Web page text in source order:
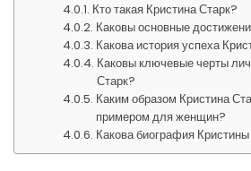
Кто такая Кристина Старк?
Каковы основные
Какова история успеха
Каковы ключевые черты
Старк?
Каким образом Кристина
примером для женщин?
Какова биография